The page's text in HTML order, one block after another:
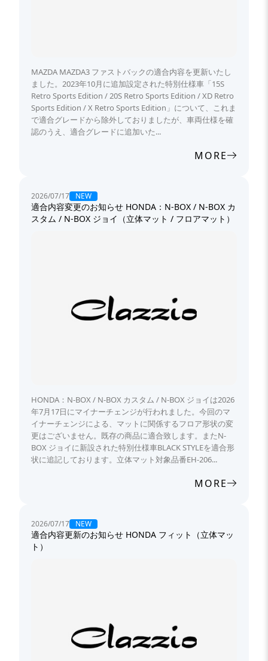
MAZDA MAZDA3 ファストバックの適合内容を更新いたし
ました。2023年10月に追加設定された特別仕様車「15S
Retro Sports Edition / 20S Retro Sports Edition / XD Retro
Sports Edition / X Retro Sports Edition」について、これま
で適合グレードから除外しておりましたが、車両仕様を確
認のうえ、適合グレードに追加いた...
MORE
2026/07/17 NEW
適合内容変更のお知らせ HONDA：N-BOX / N-BOX カ
スタム / N-BOX ジョイ（立体マット / フロアマット）
HONDA：N-BOX / N-BOX カスタム / N-BOX ジョイは2026
年7月17日にマイナーチェンジが行われました。今回のマ
イナーチェンジによる、マットに関係するフロア形状の変
更はございません。既存の商品に適合致します。またN-
BOX ジョイに新設された特別仕様車BLACK STYLEを適合形
状に追記しております。立体マット対象品番EH-206...
MORE
2026/07/17 NEW
適合内容更新のお知らせ HONDA フィット（立体マッ
ト）